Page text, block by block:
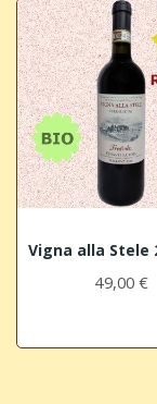
49,00 €